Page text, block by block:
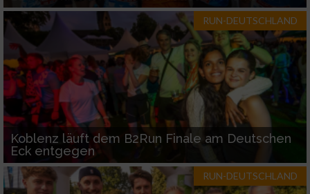
RUN-DEUTSCHLAND
Koblenz läuft dem B2Run Finale am Deutschen
Eck entgegen
RUN-DEUTSCHLAND